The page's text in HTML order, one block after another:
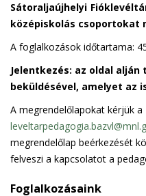
Sátoraljaújhelyi
középiskolás csoportokat
A foglalkozások időtartama:
Jelentkezés: az oldal
beküldésével, amelyet az
A megrendelőlapokat kérjük a
megrendelőlap beérkezését
felveszi a kapcsolatot a
Foglalkozásaink